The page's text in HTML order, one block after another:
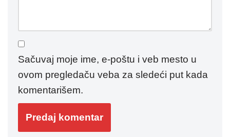
Sačuvaj moje ime, e-poštu i veb mesto u
ovom pregledaču veba za sledeći put kada
komentarišem.